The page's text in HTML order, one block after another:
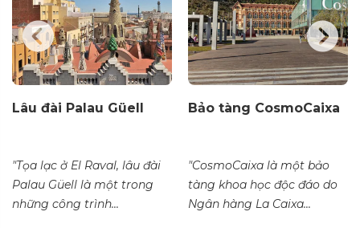
Lâu đài Palau Güell
"Tọa lạc ở El Raval, lâu đài
Palau Güell là một trong
những công trình...
Bảo tàng CosmoCaixa
"CosmoCaixa là một bảo
tàng khoa học độc đáo do
Ngân hàng La Caixa...